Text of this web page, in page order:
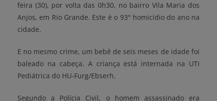
feira (30), por volta das 0h30, no bairro Vila Maria dos
Anjos, em Rio Grande. Este é o 93° homicídio do ano na
cidade.
E no mesmo crime, um bebê de seis meses de idade foi
baleado na cabeça. A criança está internada na UTI
Pediátrica do HU-Furg/Ebserh.
Segundo a Polícia Civil, o homem assassinado era